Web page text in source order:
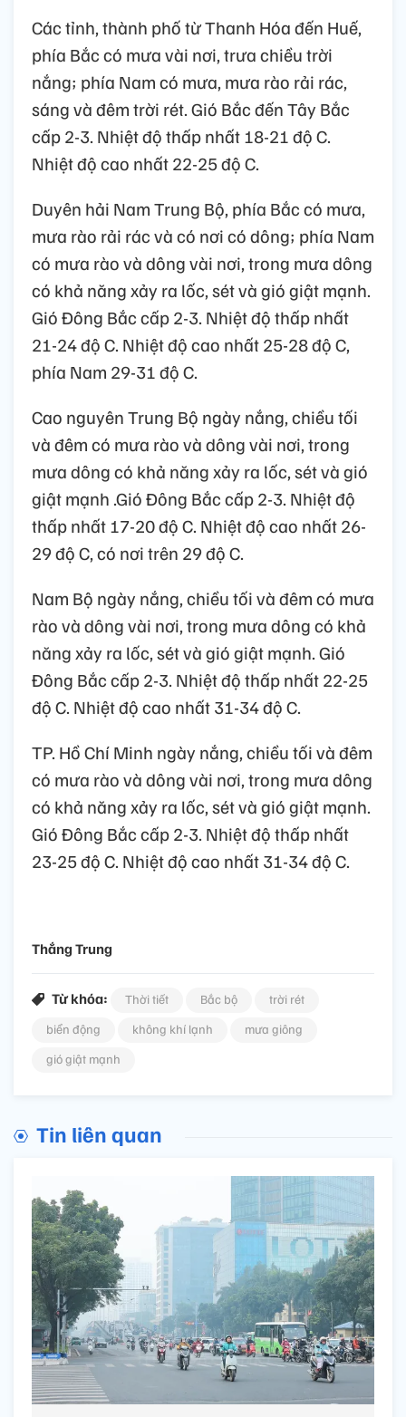
Các tỉnh, thành phố từ Thanh Hóa đến Huế,
phía Bắc có mưa vài nơi, trưa chiều trời
nắng; phía Nam có mưa, mưa rào rải rác,
sáng và đêm trời rét. Gió Bắc đến Tây Bắc
cấp 2-3. Nhiệt độ thấp nhất 18-21 độ C.
Nhiệt độ cao nhất 22-25 độ C.
Duyên hải Nam Trung Bộ, phía Bắc có mưa,
mưa rào rải rác và có nơi có dông; phía Nam
có mưa rào và dông vài nơi, trong mưa dông
có khả năng xảy ra lốc, sét và gió giật mạnh.
Gió Đông Bắc cấp 2-3. Nhiệt độ thấp nhất
21-24 độ C. Nhiệt độ cao nhất 25-28 độ C,
phía Nam 29-31 độ C.
Cao nguyên Trung Bộ ngày nắng, chiều tối
và đêm có mưa rào và dông vài nơi, trong
mưa dông có khả năng xảy ra lốc, sét và gió
giật mạnh .Gió Đông Bắc cấp 2-3. Nhiệt độ
thấp nhất 17-20 độ C. Nhiệt độ cao nhất 26-
29 độ C, có nơi trên 29 độ C.
Nam Bộ ngày nắng, chiều tối và đêm có mưa
rào và dông vài nơi, trong mưa dông có khả
năng xảy ra lốc, sét và gió giật mạnh. Gió
Đông Bắc cấp 2-3. Nhiệt độ thấp nhất 22-25
độ C. Nhiệt độ cao nhất 31-34 độ C.
TP. Hồ Chí Minh ngày nắng, chiều tối và đêm
có mưa rào và dông vài nơi, trong mưa dông
có khả năng xảy ra lốc, sét và gió giật mạnh.
Gió Đông Bắc cấp 2-3. Nhiệt độ thấp nhất
23-25 độ C. Nhiệt độ cao nhất 31-34 độ C.
Thắng Trung
Từ khóa: Thời tiết Bắc bộ
trời rét
biển động
không khí lạnh
mưa giông
gió giật mạnh
Tin liên quan